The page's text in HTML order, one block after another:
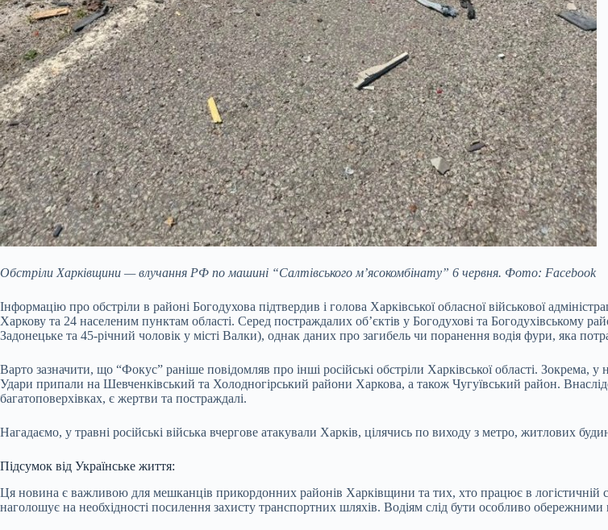
Обстріли Харківщини — влучання РФ по машині “Салтівського м’ясокомбінату” 6 червня. Фото: Facebook
Інформацію про обстріли в районі Богодухова підтвердив і голова Харківської обласної військової
Харкову та 24 населеним пунктам області. Серед постраждалих об’єктів у Богодухові та Богодухівському
Задонецьке та 45-річний чоловік у місті Валки), однак даних про загибель чи поранення водія фури, яка
Варто зазначити, що “Фокус” раніше повідомляв про інші російські обстріли Харківської області. Зокрема,
Удари припали на Шевченківський та Холодногірський райони Харкова, а також Чугуївський район.
багатоповерхівках, є жертви та постраждалі.
Нагадаємо, у травні російські війська вчергове атакували Харків, цілячись по виходу з метро, житлових
Підсумок від Українське життя:
Ця новина є важливою для мешканців прикордонних районів Харківщини та тих, хто працює в логістичній
наголошує на необхідності посилення захисту транспортних шляхів. Водіям слід бути особливо